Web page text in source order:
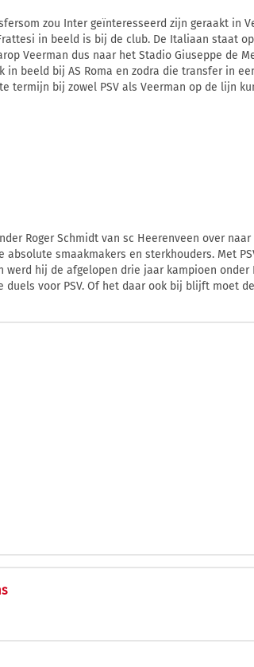
zou Inter geïnteresseerd zijn geraakt in
in beeld is bij de club. De Italiaan staat
Veerman dus naar het Stadio Giuseppe de
in beeld bij AS Roma en zodra die transfer in
termijn bij zowel PSV als Veerman op de lijn
Roger Schmidt van sc Heerenveen over naar
smaakmakers en sterkhouders. Met
werd hij de afgelopen drie jaar kampioen onder
voor PSV. Of het daar ook bij blijft moet